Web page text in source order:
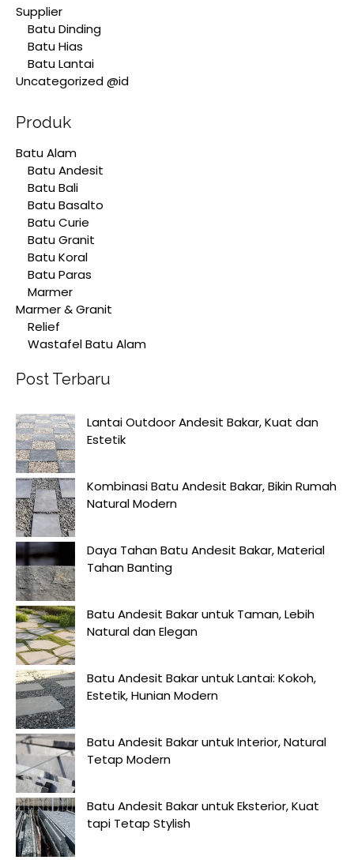
Supplier
Batu Dinding
Batu Hias
Batu Lantai
Uncategorized @id
Produk
Batu Alam
Batu Andesit
Batu Bali
Batu Basalto
Batu Curie
Batu Granit
Batu Koral
Batu Paras
Marmer
Marmer & Granit
Relief
Wastafel Batu Alam
Post Terbaru
Lantai Outdoor Andesit Bakar, Kuat dan
Estetik
Kombinasi Batu Andesit Bakar, Bikin Rumah
Natural Modern
Daya Tahan Batu Andesit Bakar, Material
Tahan Banting
Batu Andesit Bakar untuk Taman, Lebih
Natural dan Elegan
Batu Andesit Bakar untuk Lantai: Kokoh,
Estetik, Hunian Modern
Batu Andesit Bakar untuk Interior, Natural
Tetap Modern
Batu Andesit Bakar untuk Eksterior, Kuat
tapi Tetap Stylish